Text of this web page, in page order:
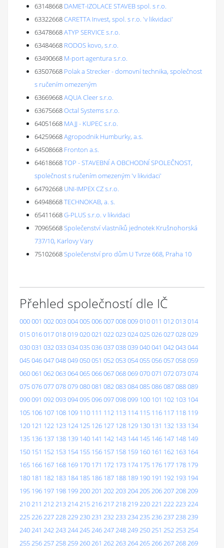
63148668 DAMET-IZOLACE STAVEB spol. s r.o.
63322668CARETTA Invest, spol. s r.o. 'v likvidaci'
63478668ATYP SERVICE s.r.o.
63484668 RODOS kovo, s.r.o.
63490668 M-port agentura s.r.o.
63507668 Polak a Strecker - domovní technika, společnost
s ručením omezeným
63669668AQUA Cleer s.r.o.
63675668Octal Systems s.r.o.
64051668 MAJJ - KUPEC s.r.o.
64259668Agropodnik Humburky, a.s.
64508668 Fronton a.s.
64618668TOP - STAVEBNÍ A OBCHODNÍ SPOLEČNOST,
společnost s ručením omezeným 'v likvidaci'
64792668 UNI-IMPEX CZ s.r.o.
64948668TECHNOKAB, a. s.
65411668G-PLUS s.r.o. v likvidaci
70965668Společenství vlastníků jednotek Krušnohorská
737/10, Karlovy Vary
75102668Společenství pro dům U Tvrze 668, Praha 10
Přehled společností dle IČ
000001 002003004005006007008009010011 012013014
015016017018019020021 022023024025026027028029
030031 032033034035036037038039040041 042043044
045046047048049050051 052053054055056057058059
060061 062063064065066067068069070071 072073074
075076077078079080081 082083084085086087088089
090091 092093094095096097098099 100 101 102 103 104
105 106 107 108 109 110 111 112 113 114 115 116 117 118 119
120 121 122 123 124 125 126 127 128 129 130 131 132 133 134
135 136 137 138 139 140 141 142 143 144 145 146 147 148 149
150 151 152 153 154 155 156 157 158 159 160 161 162 163 164
165 166 167 168 169 170 171 172 173 174 175 176 177 178 179
180 181 182 183 184 185 186 187 188 189 190 191 192 193 194
195 196 197 198 199200201 202203204205206207208209
210211 212213214215216217218219220221 222223224
225226227228229230231 232233234235236237238239
240241 242243244245246247248249250251 252253254
255256257258259260261 262263264265266267268269